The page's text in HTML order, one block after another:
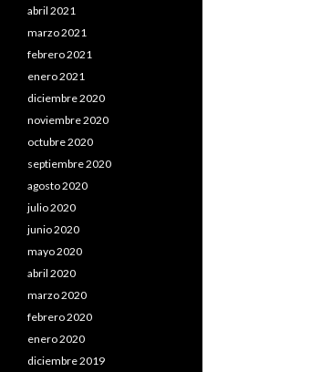
abril 2021
marzo 2021
febrero 2021
enero 2021
diciembre 2020
noviembre 2020
octubre 2020
septiembre 2020
agosto 2020
julio 2020
junio 2020
mayo 2020
abril 2020
marzo 2020
febrero 2020
enero 2020
diciembre 2019